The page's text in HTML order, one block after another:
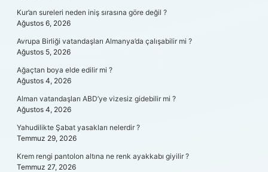
Kur’an sureleri neden iniş sırasına göre değil ?
Ağustos 6, 2026
Avrupa Birliği vatandaşları Almanya’da çalışabilir mi ?
Ağustos 5, 2026
Ağaçtan boya elde edilir mi ?
Ağustos 4, 2026
Alman vatandaşları ABD’ye vizesiz gidebilir mi ?
Ağustos 4, 2026
Yahudilikte Şabat yasakları nelerdir ?
Temmuz 29, 2026
Krem rengi pantolon altına ne renk ayakkabı giyilir ?
Temmuz 27, 2026